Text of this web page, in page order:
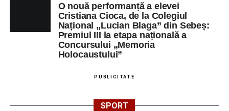
O nouă performanță a elevei
Cristiana Cioca, de la Colegiul
Național „Lucian Blaga” din Sebeș:
Premiul III la etapa națională a
Concursului „Memoria
Holocaustului”
PUBLICITATE
SPORT